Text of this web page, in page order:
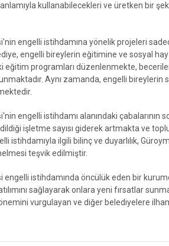
kullanabilecekleri ve üretken bir
engelli istihdamına yönelik projeleri
engelli bireylerin eğitimine ve sosyal
eğitim programları düzenlenmekte,
Aynı zamanda, engelli bireylerin
engelli istihdamı alanındaki çabalarının
işletme sayısı giderek artmakta ve
istihdamıyla ilgili bilinç ve duyarlılık,
teşvik edilmiştir.
engelli istihdamında öncülük eden bir
sağlayarak onlara yeni fırsatlar
vurgulayan ve diğer belediyelere